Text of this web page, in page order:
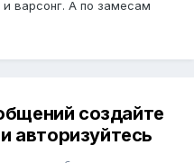
варсонг. А по замесам
создайте
авторизуйтесь